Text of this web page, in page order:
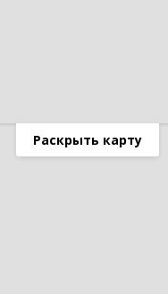
Раскрыть карту